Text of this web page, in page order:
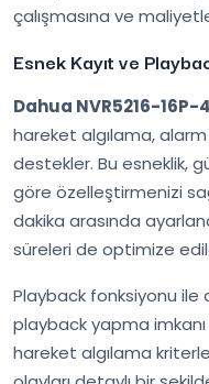
çalışmasına ve
Esnek Kayıt ve
Dahua NVR5216-16P-
hareket algılama, alarm
destekler. Bu esneklik,
göre özelleştirmenizi
dakika arasında
süreleri de optimize
Playback fonksiyonu ile
playback yapma
hareket algılama